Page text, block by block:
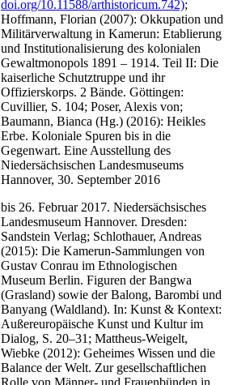
doi.org/10.11588/arthistoricum.742);
Hoffmann, Florian (2007): Okkupation und
Militärverwaltung in Kamerun: Etablierung
und Institutionalisierung des kolonialen
Gewaltmonopols 1891 – 1914. Teil II: Die
kaiserliche Schutztruppe und ihr
Offizierskorps. 2 Bände. Göttingen:
Cuvillier, S. 104; Poser, Alexis von;
Baumann, Bianca (Hg.) (2016): Heikles
Erbe. Koloniale Spuren bis in die
Gegenwart. Eine Ausstellung des
Niedersächsischen Landesmuseums
Hannover, 30. September 2016
bis 26. Februar 2017. Niedersächsisches
Landesmuseum Hannover. Dresden:
Sandstein Verlag; Schlothauer, Andreas
(2015): Die Kamerun-Sammlungen von
Gustav Conrau im Ethnologischen
Museum Berlin. Figuren der Bangwa
(Grasland) sowie der Balong, Barombi und
Banyang (Waldland). In: Kunst & Kontext:
Außereuropäische Kunst und Kultur im
Dialog, S. 20–31; Mattheus-Weigelt,
Wiebke (2012): Geheimes Wissen und die
Balance der Welt. Zur gesellschaftlichen